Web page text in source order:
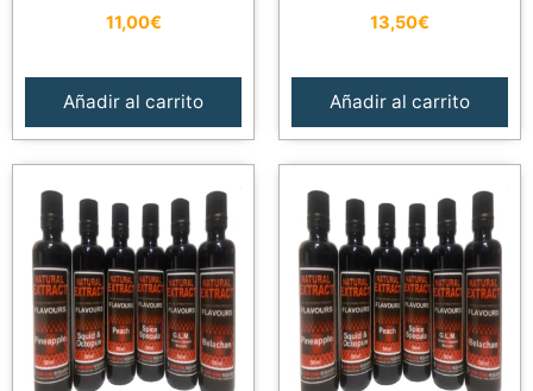
11,00€
Añadir al carrito
13,50€
Añadir al carrito